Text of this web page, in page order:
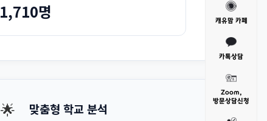
1,710명
🌟 맞춤형 학교 분석
캐유맘 카페
카톡상담
Zoom,
방문상담신청